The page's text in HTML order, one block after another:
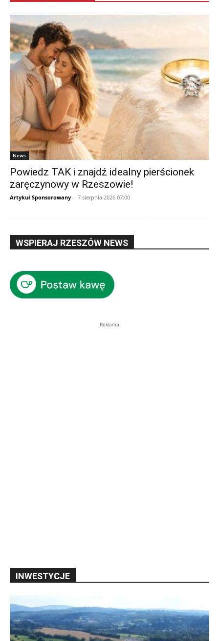
News
Powiedz TAK i znajdź idealny pierścionek
zaręczynowy w Rzeszowie!
Artykuł Sponsorowany - 7 sierpnia 2026 07:00
WSPIERAJ RZESZÓW NEWS
Reklama
INWESTYCJE